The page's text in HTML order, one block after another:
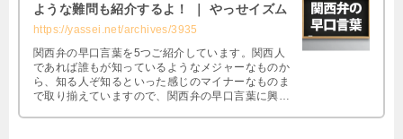
ような難問も紹介するよ！ ｜ やっせイズム
https://yassei.net/archives/3935
関西弁の早口言葉を5つご紹介しています。関西人
であれば誰もが知っているようなメジャーなものか
ら、知る人ぞ知るといった感じのマイナーなものま
で取り揃えていますので、関西弁の早口言葉に興味